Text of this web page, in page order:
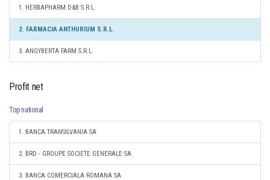
1. HERBAPHARM D&B S.R.L.
2. FARMACIA ANTHURIUM S.R.L.
3. ANGYBERTA FARM S.R.L.
Profit net
Top national
1. BANCA TRANSILVANIA SA
2. BRD - GROUPE SOCIETE GENERALE SA
3. BANCA COMERCIALA ROMANA SA